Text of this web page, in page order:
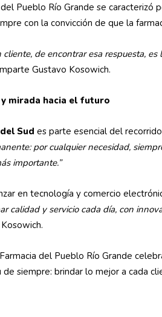
Pueblo Río Grande se caracterizó
con la convicción de que la
cliente, de encontrar esa respuesta,
Gustavo Kosowich.
mirada hacia el futuro
Sud es parte esencial del
por cualquier necesidad,
importante.”
en tecnología y comercio
calidad y servicio cada día, con
del Pueblo Río Grande
siempre: brindar lo mejor a cada